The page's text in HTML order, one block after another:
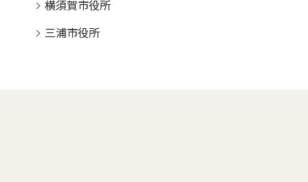
横須賀市役所
三浦市役所